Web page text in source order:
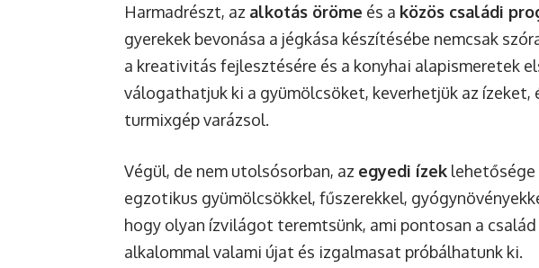
Harmadrészt, az alkotás öröme és a közös családi
gyerekek bevonása a jégkása készítésébe nemcsak
a kreativitás fejlesztésére és a konyhai alapismeretek
válogathatjuk ki a gyümölcsöket, keverhetjük az ízeket,
turmixgép varázsol.
Végül, de nem utolsósorban, az egyedi ízek lehetősége
egzotikus gyümölcsökkel, fűszerekkel,
hogy olyan ízvilágot teremtsünk, ami pontosan a
alkalommal valami újat és izgalmasat próbálhatunk ki.